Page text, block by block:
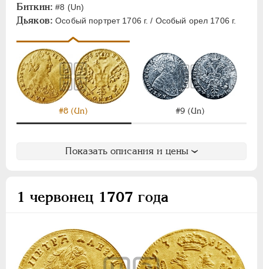
Биткин: #8 (Un)
Дьяков: Особый портрет 1706 г. / Особый орел 1706 г.
#8 (Un) #9 (Un)
Показать описания и цены
1 червонец 1707 года